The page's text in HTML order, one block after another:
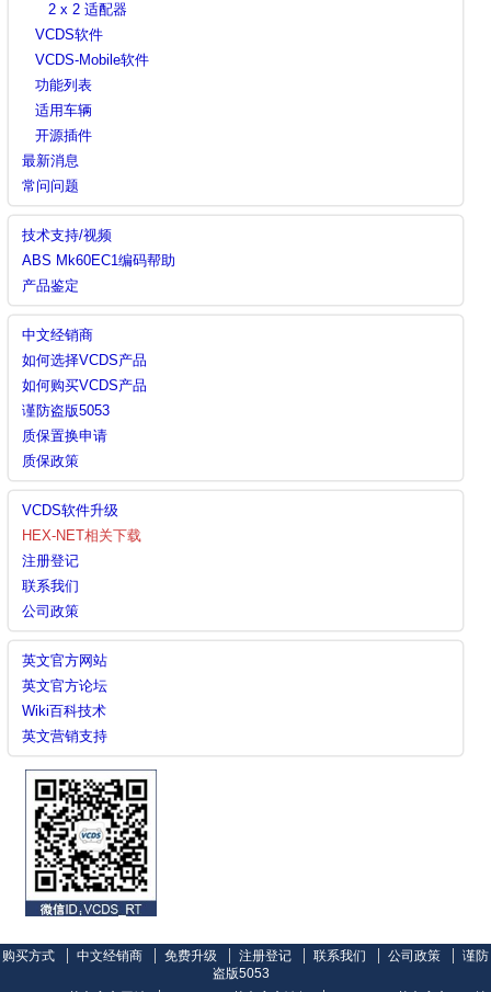
2 x 2 适配器
VCDS软件
VCDS-Mobile软件
功能列表
适用车辆
开源插件
最新消息
常问问题
技术支持/视频
ABS Mk60EC1编码帮助
产品鉴定
中文经销商
如何选择VCDS产品
如何购买VCDS产品
谨防盗版5053
质保置换申请
质保政策
VCDS软件升级
HEX-NET相关下载
注册登记
联系我们
公司政策
英文官方网站
英文官方论坛
Wiki百科技术
英文营销支持
购买方式 中文经销商 免费升级 注册登记 联系我们 公司政策
谨防
盗版5053